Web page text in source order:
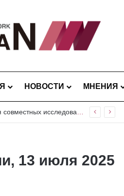
НОВОСТИ МНЕНИЯ
13 июля 2025